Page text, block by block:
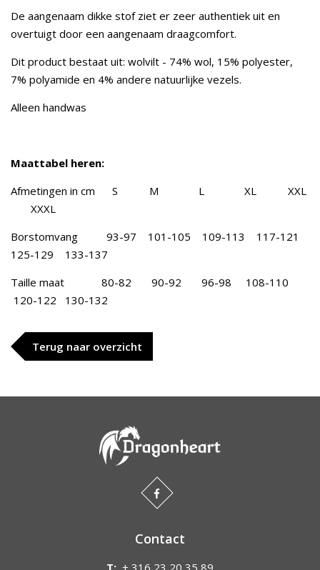
De aangenaam dikke stof ziet er zeer authentiek uit en
overtuigt door een aangenaam draagcomfort.
Dit product bestaat uit: wolvilt - 74% wol, 15% polyester,
7% polyamide en 4% andere natuurlijke vezels.
Alleen handwas
Maattabel heren:
Afmetingen in cm S M L XL XXL
XXXL
Borstomvang 93-97 101-105 109-113 117-121
125-129 133-137
Taille maat 80-82 90-92 96-98 108-110
120-122 130-132
Terug naar overzicht
Contact